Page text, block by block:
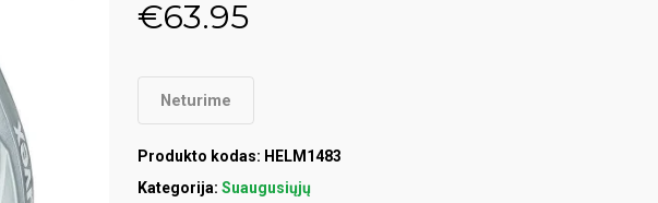
€63.95
Neturime
Produkto kodas: HELM1483
Kategorija:Suaugusiųjų